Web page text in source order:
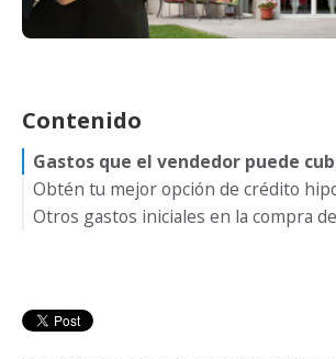
Contenido
Gastos que el vendedor puede
Obtén tu mejor opción de crédito
Otros gastos iniciales en la compra